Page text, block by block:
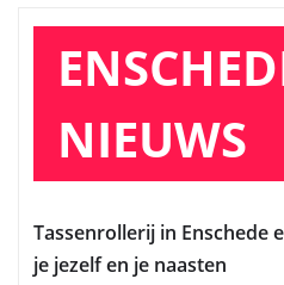
NIEUWS
Tassenrollerij in Enschede
je jezelf en je naasten